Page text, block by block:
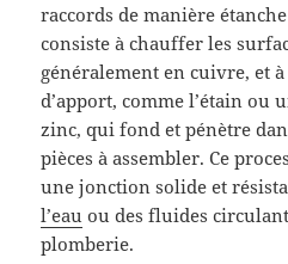
raccords de manière
consiste à chauffer les
généralement en cuivre, et
d’apport, comme l’étain ou
zinc, qui fond et pénètre
pièces à assembler. Ce
une jonction solide et
l’eau ou des fluides
plomberie.